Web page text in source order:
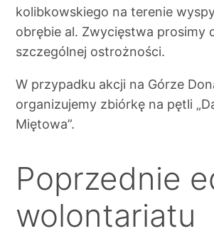
kolibkowskiego na terenie
obrębie al. Zwycięstwa prosimy
szczególnej ostrożności.
W przypadku akcji na Górze
organizujemy zbiórkę na pętli
Miętowa”.
Poprzednie
wolontariatu